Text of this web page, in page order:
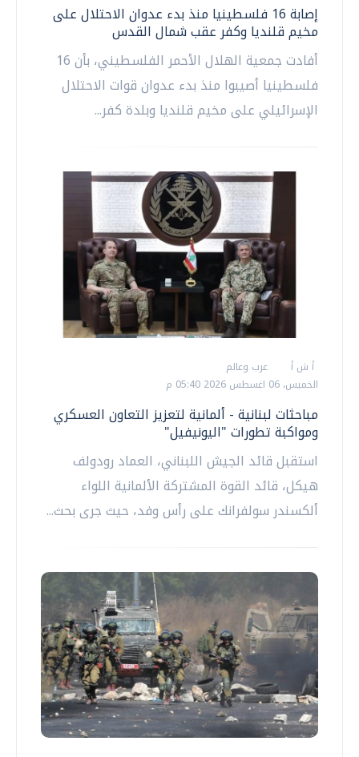
إصابة 16 فلسطينيا منذ بدء عدوان الاحتلال على
مخيم قلنديا وكفر عقب شمال القدس
أفادت جمعية الهلال الأحمر الفلسطيني، بأن 16
فلسطينيا أصيبوا منذ بدء عدوان قوات الاحتلال
الإسرائيلي على مخيم قلنديا وبلدة كفر...
أ ش أ
عرب وعالم
الخميس، 06 اغسطس 2026 05:40 م
مباحثات لبنانية - ألمانية لتعزيز التعاون العسكري
ومواكبة تطورات "اليونيفيل"
استقبل قائد الجيش اللبناني، العماد رودولف
هيكل، قائد القوة المشتركة الألمانية اللواء
ألكسندر سولفرانك على رأس وفد، حيث جرى بحث...